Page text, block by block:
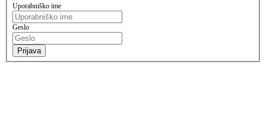
Uporabniško ime
Geslo